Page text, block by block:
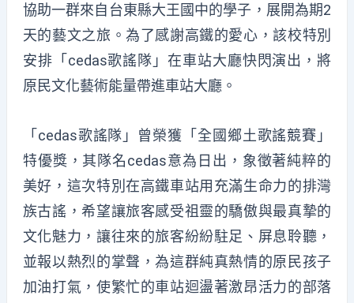
協助一群來自台東縣大王國中的學子，展開為期2
天的藝文之旅。為了感謝高鐵的愛心，該校特別
安排「cedas歌謠隊」在車站大廳快閃演出，將
原民文化藝術能量帶進車站大廳。
「cedas歌謠隊」曾榮獲「全國鄉土歌謠競賽」
特優獎，其隊名cedas意為日出，象徵著純粹的
美好，這次特別在高鐵車站用充滿生命力的排灣
族古謠，希望讓旅客感受祖靈的驕傲與最真摯的
文化魅力，讓往來的旅客紛紛駐足、屏息聆聽，
並報以熱烈的掌聲，為這群純真熱情的原民孩子
加油打氣，使繁忙的車站迴盪著激昂活力的部落